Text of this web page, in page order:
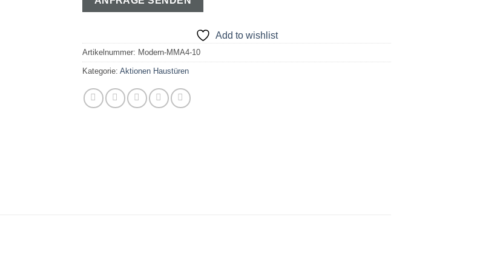
Add to wishlist
Artikelnummer: Modern-MMA4-10
Kategorie: Aktionen Haustüren